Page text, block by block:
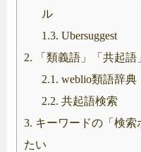
ル
1.3. Ubersuggest
2. 「類義語」「共起
2.1. weblio類語辞典
2.2. 共起語検索
3. キーワードの「検索
たい